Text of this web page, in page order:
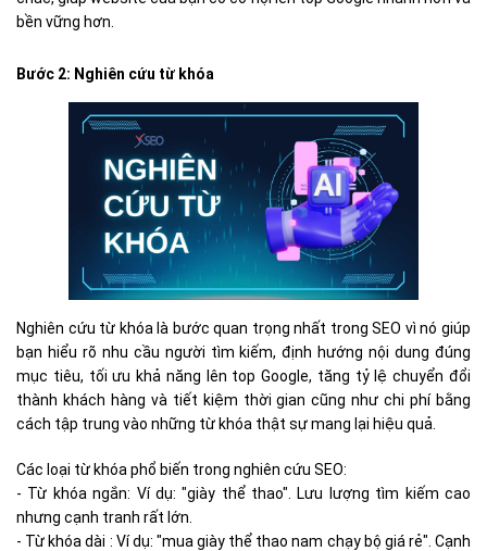
bền vững hơn.
Bước 2: Nghiên cứu từ khóa
Nghiên cứu từ khóa là bước quan trọng nhất trong SEO vì nó giúp
bạn hiểu rõ nhu cầu người tìm kiếm, định hướng nội dung đúng
mục tiêu, tối ưu khả năng lên top Google, tăng tỷ lệ chuyển đổi
thành khách hàng và tiết kiệm thời gian cũng như chi phí bằng
cách tập trung vào những từ khóa thật sự mang lại hiệu quả.
Các loại từ khóa phổ biến trong nghiên cứu SEO:
- Từ khóa ngắn: Ví dụ: "giày thể thao". Lưu lượng tìm kiếm cao
nhưng cạnh tranh rất lớn.
- Từ khóa dài : Ví dụ: "mua giày thể thao nam chạy bộ giá rẻ". Cạnh